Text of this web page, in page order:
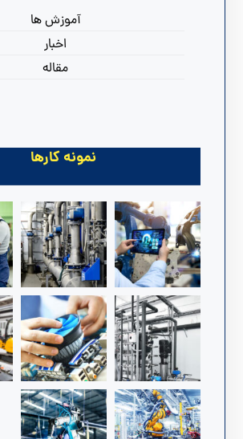
آموزش ها
اخبار
مقاله
نمونه کارها